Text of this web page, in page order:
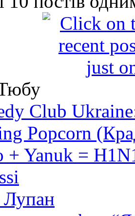
Club
Popcorn
+ Yanuk =